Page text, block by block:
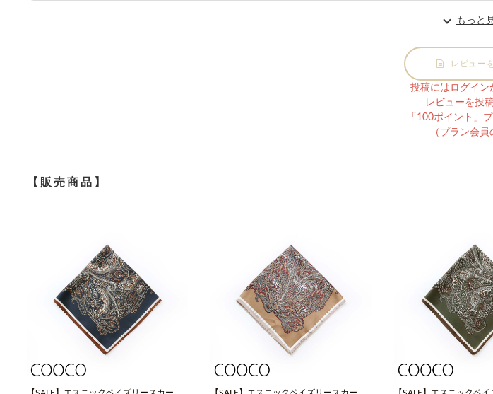
もっと
レビュー
投稿にはログイン
レビューを投
「100ポイント」
（プラン会員
【販売商品】